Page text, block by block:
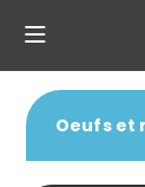
Oeufs et